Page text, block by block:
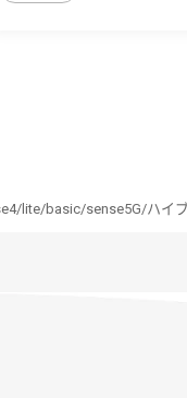
lite/basic/sense5G/ハイ